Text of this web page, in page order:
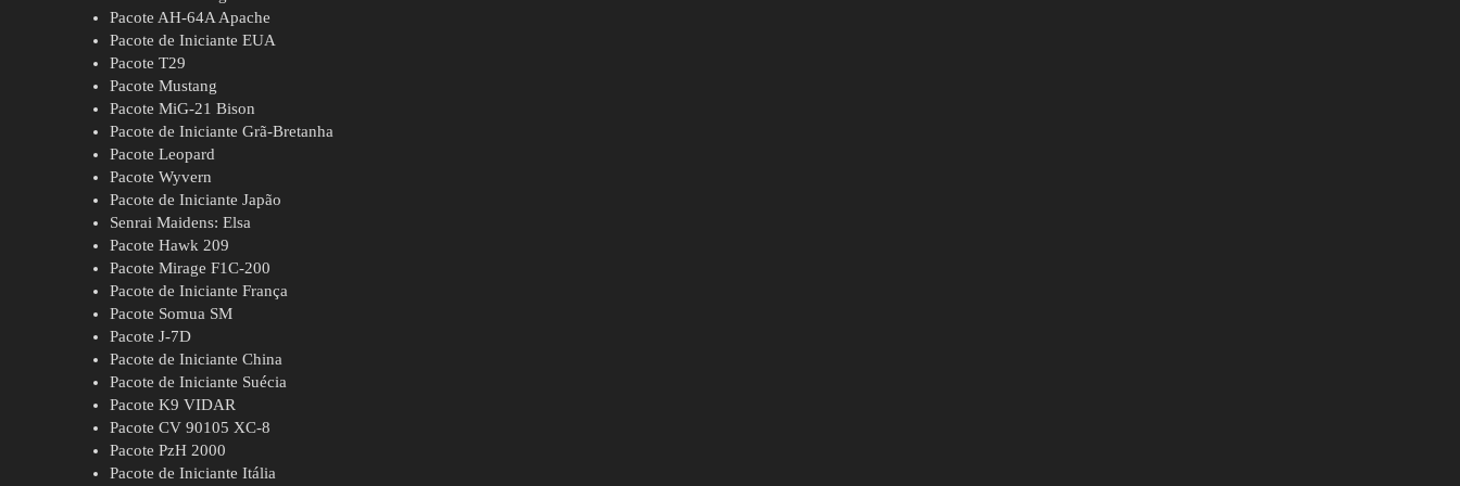
Pacote AH-64A Apache
Pacote de Iniciante EUA
Pacote T29
Pacote Mustang
Pacote MiG-21 Bison
Pacote de Iniciante Grã-Bretanha
Pacote Leopard
Pacote Wyvern
Pacote de Iniciante Japão
Senrai Maidens: Elsa
Pacote Hawk 209
Pacote Mirage F1C-200
Pacote de Iniciante França
Pacote Somua SM
Pacote J-7D
Pacote de Iniciante China
Pacote de Iniciante Suécia
Pacote K9 VIDAR
Pacote CV 90105 XC-8
Pacote PzH 2000
Pacote de Iniciante Itália